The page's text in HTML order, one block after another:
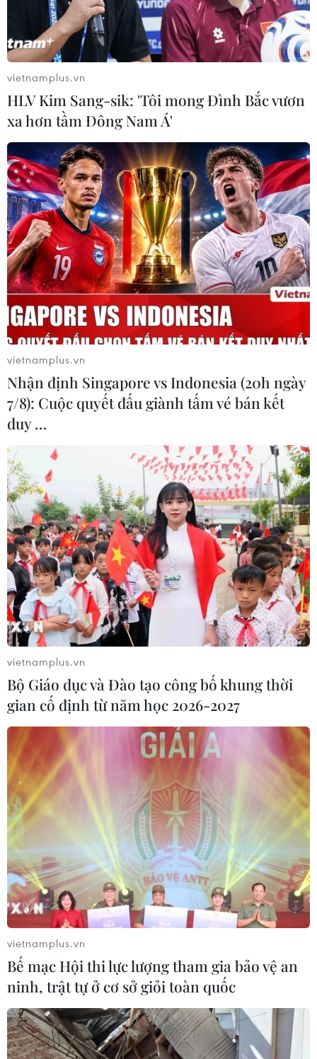
Hà Nội đã có 82 ca mắc COVID-19 trong
cộng đồng kể từ ngày 29/4
17/05/2021 07:33
Từ 29/4 đến nay, Hà Nội đã ghi nhận các ca mắc
COVID-19 ở chùm ca bệnh khởi phát từ Đà Nẵng 27
trường hợp, Bệnh viện Bệnh Nhiệt đới Trung ương 17
trường hợp và Bắc Ninh 15 trường hợp...
Bộ Y tế: Khẩn cấp rà soát năng lực hồi sức
tích cực của các bệnh viện
17/05/2021 09:19
Trong hơn 1.400 bệnh nhân COVID-19 đang điều trị tại
hơn 60 cơ sở y tế, có 49 ca tiên lượng trong tình trạng
nặng, 4 ca nặng thở máy không xâm nhập, 32 ca nặng
phải thở oxy, 16 ca nguy kịch.
vietnamplus.vn
HLV Kim Sang-sik: 'Tôi mong Đình Bắc vươn
xa hơn tầm Đông Nam Á'
vietnamplus.vn
Nhận định Singapore vs Indonesia (20h ngày
7/8): Cuộc quyết đấu giành tấm vé bán kết
duy …
vietnamplus.vn
Bộ Giáo dục và Đào tạo công bố khung thời
gian cố định từ năm học 2026-2027
vietnamplus.vn
Bế mạc Hội thi lực lượng tham gia bảo vệ an
ninh, trật tự ở cơ sở giỏi toàn quốc